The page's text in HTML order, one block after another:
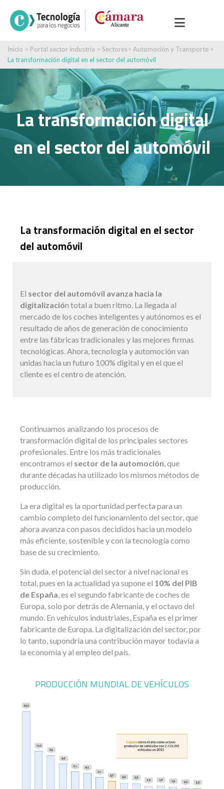
Inicio > Portal sector industria > Sectores> Automoción y Transporte >
La transformación digital en el sector del automóvil
La transformación digital
en el sector del automóvil
La transformación digital en el sector
del automóvil
El sector del automóvil avanza hacia la
digitalización total a buen ritmo. La llegada al
mercado de los coches inteligentes y autónomos es el
resultado de años de generación de conocimiento
entre las fábricas tradicionales y las mejores firmas
tecnológicas. Ahora, tecnología y automoción van
unidas hacia un futuro 100% digital y en el que el
cliente es el centro de atención.
Continuamos analizando los procesos de
transformación digital de los principales sectores
profesionales. Entre los más tradicionales
encontramos el sector de la automoción, que
durante décadas ha utilizado los mismos métodos de
producción.
La era digital es la oportunidad perfecta para un
cambio completo del funcionamiento del sector, que
ahora avanza con pasos decididos hacia un modelo
más eficiente, sostenible y con la tecnología como
base de su crecimiento.
Sin duda, el potencial del sector a nivel nacional es
total, pues en la actualidad ya supone el 10% del PIB
de España, es el segundo fabricante de coches de
Europa, solo por detrás de Alemania, y el octavo del
mundo. En vehículos industriales, España es el primer
fabricante de Europa. La digitalización del sector, por
lo tanto, supondría una contribución mayor todavía a
la economía y al empleo del país.
PRODUCCIÓN MUNDIAL DE VEHÍCULOS